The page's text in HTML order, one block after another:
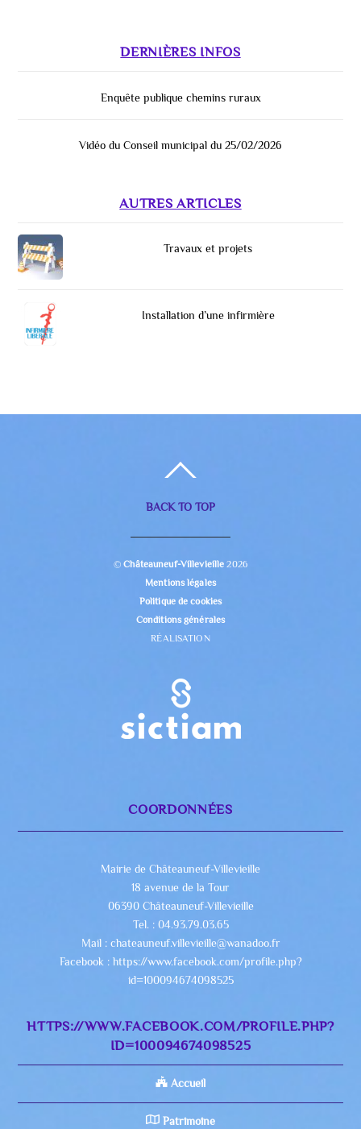
DERNIÈRES INFOS
Enquête publique chemins ruraux
Vidéo du Conseil municipal du 25/02/2026
AUTRES ARTICLES
Travaux et projets
Installation d’une infirmière
BACK TO TOP
©Châteauneuf-Villevieille 2026
Mentions légales
Politique de cookies
Conditions générales
RÉALISATION
COORDONNÉES
Mairie de Châteauneuf-Villevieille
18 avenue de la Tour
06390 Châteauneuf-Villevieille
Tel. : 04.93.79.03.65
Mail : chateauneuf.villevieille@wanadoo.fr
Facebook : https://www.facebook.com/profile.php?
id=100094674098525
HTTPS://WWW.FACEBOOK.COM/PROFILE.PHP?
ID=100094674098525
Accueil
Patrimoine